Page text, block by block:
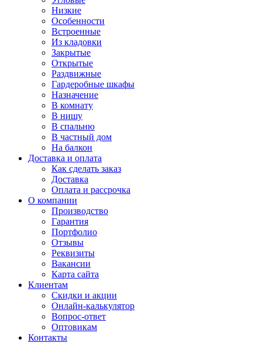
Низкие
Особенности
Встроенные
Из кладовки
Закрытые
Открытые
Раздвижные
Гардеробные шкафы
Назначение
В комнату
В нишу
В спальню
В частный дом
На балкон
Доставка и оплата
Как сделать заказ
Доставка
Оплата и рассрочка
О компании
Производство
Гарантия
Портфолио
Отзывы
Реквизиты
Вакансии
Карта сайта
Клиентам
Скидки и акции
Онлайн-калькулятор
Вопрос-ответ
Оптовикам
Контакты